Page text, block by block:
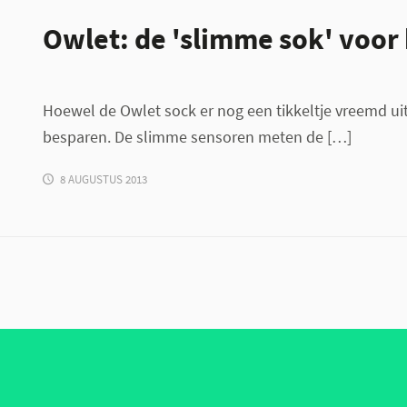
Owlet: de 'slimme sok' voor
Hoewel de Owlet sock er nog een tikkeltje vreemd
besparen. De slimme sensoren meten de […]
8 AUGUSTUS 2013